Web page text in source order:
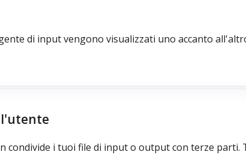
di input vengono visualizzati uno accanto
condivide i tuoi file di input o output con terze